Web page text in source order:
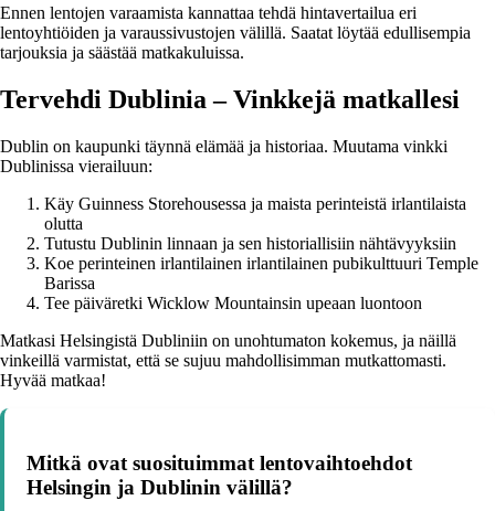
Ennen lentojen varaamista kannattaa tehdä hintavertailua eri
lentoyhtiöiden ja varaussivustojen välillä. Saatat löytää edullisempia
tarjouksia ja säästää matkakuluissa.
Tervehdi Dublinia – Vinkkejä matkallesi
Dublin on kaupunki täynnä elämää ja historiaa. Muutama vinkki
Dublinissa vierailuun:
Käy Guinness Storehousessa ja maista perinteistä irlantilaista
olutta
Tutustu Dublinin linnaan ja sen historiallisiin nähtävyyksiin
Koe perinteinen irlantilainen irlantilainen pubikulttuuri Temple
Barissa
Tee päiväretki Wicklow Mountainsin upeaan luontoon
Matkasi Helsingistä Dubliniin on unohtumaton kokemus, ja näillä
vinkeillä varmistat, että se sujuu mahdollisimman mutkattomasti.
Hyvää matkaa!
Mitkä ovat suosituimmat lentovaihtoehdot
Helsingin ja Dublinin välillä?